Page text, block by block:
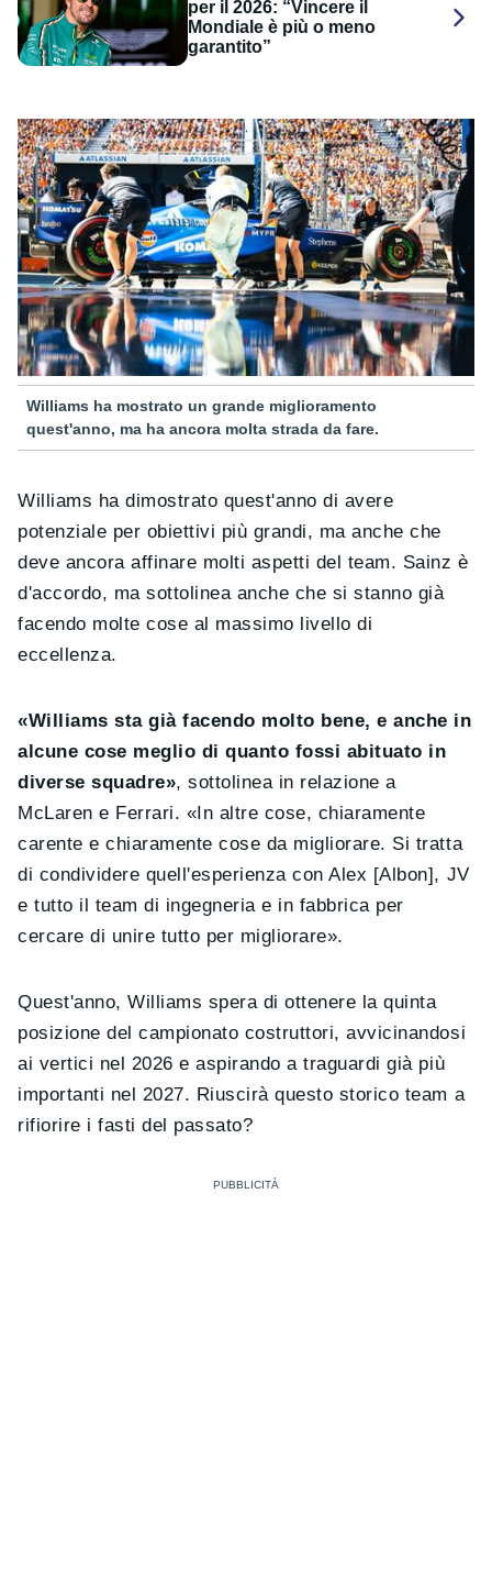
per il 2026: “Vincere il
Mondiale è più o meno
garantito”
Williams ha mostrato un grande miglioramento
quest'anno, ma ha ancora molta strada da fare.
Williams ha dimostrato quest'anno di avere
potenziale per obiettivi più grandi, ma anche che
deve ancora affinare molti aspetti del team. Sainz è
d'accordo, ma sottolinea anche che si stanno già
facendo molte cose al massimo livello di
eccellenza.
«Williams sta già facendo molto bene, e anche in
alcune cose meglio di quanto fossi abituato in
diverse squadre», sottolinea in relazione a
McLaren e Ferrari. «In altre cose, chiaramente
carente e chiaramente cose da migliorare. Si tratta
di condividere quell'esperienza con Alex [Albon], JV
e tutto il team di ingegneria e in fabbrica per
cercare di unire tutto per migliorare».
Quest'anno, Williams spera di ottenere la quinta
posizione del campionato costruttori, avvicinandosi
ai vertici nel 2026 e aspirando a traguardi già più
importanti nel 2027. Riuscirà questo storico team a
rifiorire i fasti del passato?